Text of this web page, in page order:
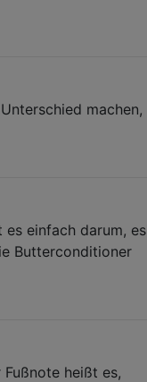
machen,
einfach darum, es
Butterconditioner
heißt es,